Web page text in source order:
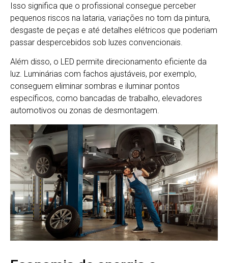
Isso significa que o profissional consegue perceber
pequenos riscos na lataria, variações no tom da pintura,
desgaste de peças e até detalhes elétricos que poderiam
passar despercebidos sob luzes convencionais.
Além disso, o LED permite direcionamento eficiente da
luz. Luminárias com fachos ajustáveis, por exemplo,
conseguem eliminar sombras e iluminar pontos
específicos, como bancadas de trabalho, elevadores
automotivos ou zonas de desmontagem.